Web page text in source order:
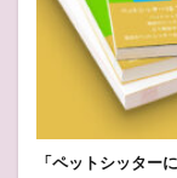
「ペットシッター